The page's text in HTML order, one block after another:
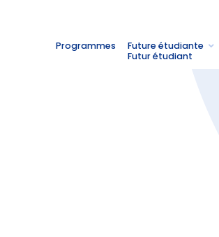
Programmes
Future étudiante
Futur étudiant